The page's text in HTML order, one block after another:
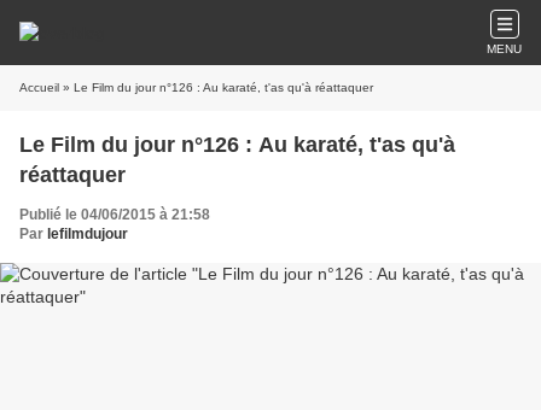
MENU
Accueil » Le Film du jour n°126 : Au karaté, t'as qu'à réattaquer
Le Film du jour n°126 : Au karaté, t'as qu'à
réattaquer
Publié le 04/06/2015 à 21:58
Par lefilmdujour